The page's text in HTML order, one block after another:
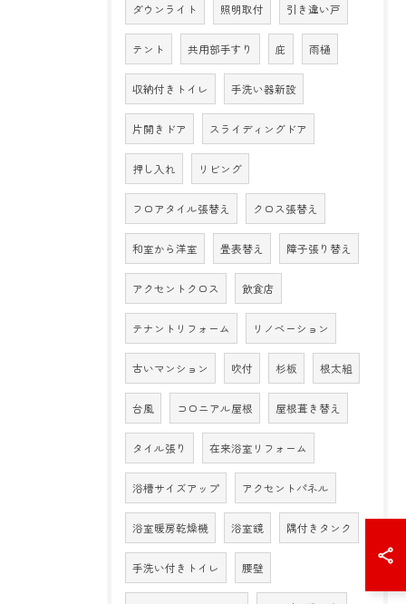
ダウンライト 照明取付 引き違い戸
テント 共用部手すり 庇 雨樋
収納付きトイレ 手洗い器新設
片開きドア スライディングドア
押し入れ リビング
フロアタイル張替え クロス張替え
和室から洋室 畳表替え 障子張り替え
アクセントクロス 飲食店
テナントリフォーム リノベーション
古いマンション 吹付 杉板 根太組
台風 コロニアル屋根 屋根葺き替え
タイル張り 在来浴室リフォーム
浴槽サイズアップ アクセントパネル
浴室暖房乾燥機 浴室鏡 隅付きタンク
手洗い付きトイレ 腰壁